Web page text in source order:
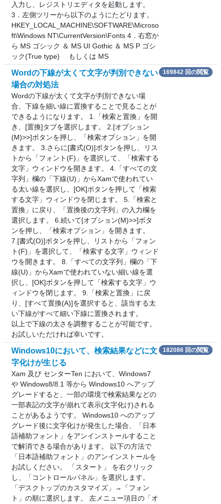
入力し、レジストリエディタを起動します。
3．左側ツリーから以下のようにたどります。
HKEY_LOCAL_MACHINE\SOFTWARE\Microso
ft\Windows NT\CurrentVersion\Fonts 4．右窓か
ら MS ゴシック ＆ MS UI Gothic ＆ MS P ゴシ
ック(True type) もしくは MS
Wordの下線が太くて文字が判別できない
場合の対処法
Wordの下線が太くて文字が判別できない場
合、下線を細い線に置換することで見ることが
できるようになります。 1.「検索と置換」を開
き、[置換]タブを選択します。 2.[オプション
(M)>>]ボタンを押し、「検索オプション」を開
きます。 3.さらに[書式(O)]ボタンを押し、リス
トから「フォント(F)」を選択して、「検索する
文字」ウィンドウを開きます。 4.「すべての文
字列」欄の「下線(U)」からXamで使われてい
る太い線を選択し、[OK]ボタンを押して「検索
する文字」ウィンドウを閉じます。 5.「検索と
置換」に戻り、「置換後の文字列」の入力欄を
選択します。 6.続いて[オプション(M)>>]ボタ
ンを押し、「検索オプション」を開きます。
7.[書式(O)]ボタンを押し、リストから「フォン
ト(F)」を選択して、「検索する文字」ウィンド
ウを開きます。 8.「すべての文字列」欄の「下
線(U)」からXamで使われていない細い線を選
択し、[OK]ボタンを押して「検索する文字」ウ
ィンドウを閉じます。 9.「検索と置換」に戻
り、[すべて置換(A)]を選択すると、該当する太
い下線がすべて細い下線に置換されます。
以上で下線の太さを調整することが可能です。
お試しいただければ幸いです。
169842 回の閲覧
Windows10において、検索結果などに文
字化けが生じる
Xam 及び センターTen において、Windows7
や Windows8/8.1 等から Windows10 へアップ
グレードすると、一部の環境で検索結果などの
一部表記の文字が崩れて表示(文字化け)される
ことがあるようです。 Windows10 へのアップ
グレード後に文字化けが発生した場合、「日本
語補助フォント」をアンインストールすること
で解消できる場合があります。 以下の方法で
「日本語補助フォント」のアンインストールを
お試しください。 「スタート」 を右クリック
し、「コントロールパネル」を選択します。
「デスクトップのカスタマイズ」→「フォン
ト」の順に選択します。 左メニュー項目の「オ
182086 回の閲覧